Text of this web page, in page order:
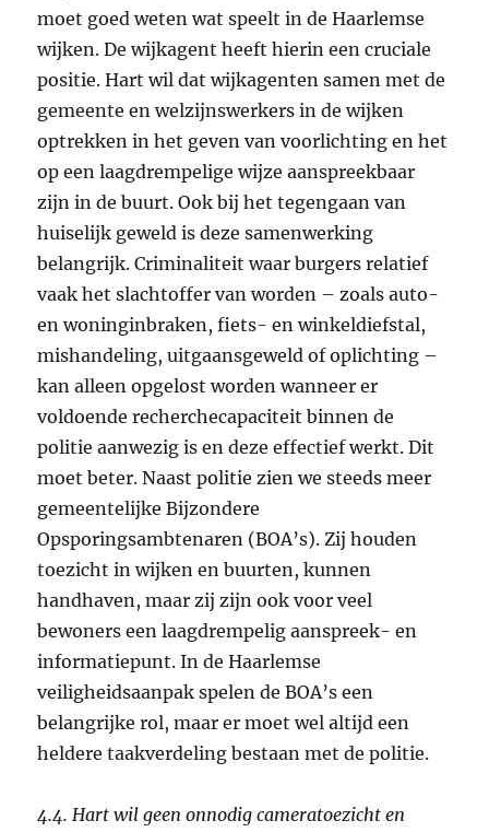
moet goed weten wat speelt in de Haarlemse
wijken. De wijkagent heeft hierin een cruciale
positie. Hart wil dat wijkagenten samen met de
gemeente en welzijnswerkers in de wijken
optrekken in het geven van voorlichting en het
op een laagdrempelige wijze aanspreekbaar
zijn in de buurt. Ook bij het tegengaan van
huiselijk geweld is deze samenwerking
belangrijk. Criminaliteit waar burgers relatief
vaak het slachtoffer van worden – zoals auto-
en woninginbraken, fiets- en winkeldiefstal,
mishandeling, uitgaansgeweld of oplichting –
kan alleen opgelost worden wanneer er
voldoende recherchecapaciteit binnen de
politie aanwezig is en deze effectief werkt. Dit
moet beter. Naast politie zien we steeds meer
gemeentelijke Bijzondere
Opsporingsambtenaren (BOA’s). Zij houden
toezicht in wijken en buurten, kunnen
handhaven, maar zij zijn ook voor veel
bewoners een laagdrempelig aanspreek- en
informatiepunt. In de Haarlemse
veiligheidsaanpak spelen de BOA’s een
belangrijke rol, maar er moet wel altijd een
heldere taakverdeling bestaan met de politie.
4.4. Hart wil geen onnodig cameratoezicht en